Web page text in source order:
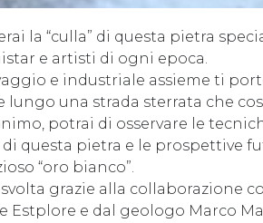
la “culla” di questa pietra
e artisti di ogni epoca.
e industriale assieme ti
lungo una strada sterrata che
potrai di osservare le
questa pietra e le prospettive
“oro bianco”.
grazie alla collaborazione
Estplore e dal geologo Marco